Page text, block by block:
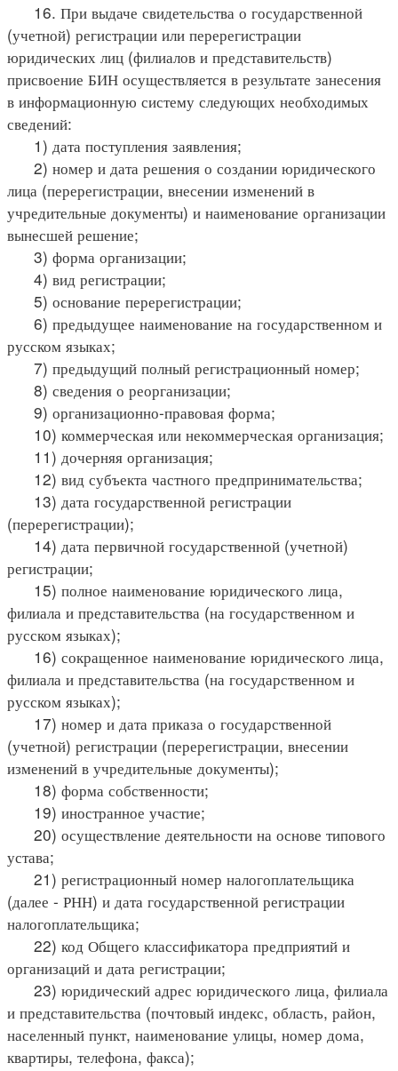
16. При выдаче свидетельства о государственной
(учетной) регистрации или перерегистрации
юридических лиц (филиалов и представительств)
присвоение БИН осуществляется в результате занесения
в информационную систему следующих необходимых
сведений:
1) дата поступления заявления;
2) номер и дата решения о создании юридического
лица (перерегистрации, внесении изменений в
учредительные документы) и наименование организации
вынесшей решение;
3) форма организации;
4) вид регистрации;
5) основание перерегистрации;
6) предыдущее наименование на государственном и
русском языках;
7) предыдущий полный регистрационный номер;
8) сведения о реорганизации;
9) организационно-правовая форма;
10) коммерческая или некоммерческая организация;
11) дочерняя организация;
12) вид субъекта частного предпринимательства;
13) дата государственной регистрации
(перерегистрации);
14) дата первичной государственной (учетной)
регистрации;
15) полное наименование юридического лица,
филиала и представительства (на государственном и
русском языках);
16) сокращенное наименование юридического лица,
филиала и представительства (на государственном и
русском языках);
17) номер и дата приказа о государственной
(учетной) регистрации (перерегистрации, внесении
изменений в учредительные документы);
18) форма собственности;
19) иностранное участие;
20) осуществление деятельности на основе типового
устава;
21) регистрационный номер налогоплательщика
(далее - РНН) и дата государственной регистрации
налогоплательщика;
22) код Общего классификатора предприятий и
организаций и дата регистрации;
23) юридический адрес юридического лица, филиала
и представительства (почтовый индекс, область, район,
населенный пункт, наименование улицы, номер дома,
квартиры, телефона, факса);